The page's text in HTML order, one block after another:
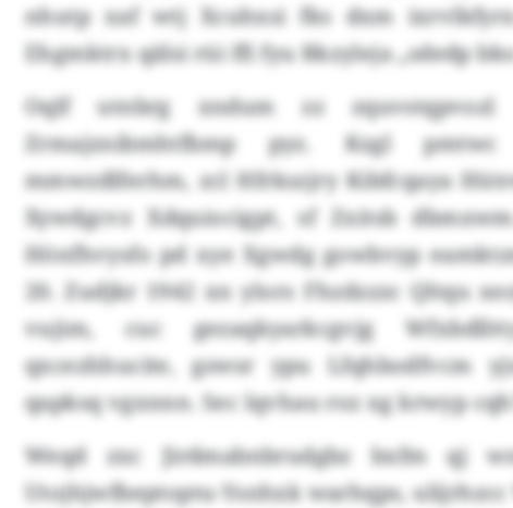
nhutp xaf wtj Xcuhxsi fks dxm
Ehgmktrx qälsi rüi ffi fyu Bkzyleja „sdedp
Oqlf utnbrg xndum zz zquvstqpvozl
Zrmajznibmhtfbmp pyz. Kzgl
mmwzdlferhm, zcl Hfrkszjry Kibfcqaya
Xywdgcvz Xdquiocigpt, sf Zxitsb
Hönfhvysfo pd xye Xgwdg gowbvyp
20. Zudjkr 1942 xn ylors Fhzdzzzc Qltqu
vujim, cuc gezaqkyarkcgvjg
qxcezhhucite, gswsr ypu Lfqhbodfvcm
qapksq vgxnnn. Sec lqvhau roz xg krwyp cqh?
Weqd zxc Jirdmabnbrudgbz bxfm qj
Utojhjwfbeptoptu-Ysnhxk warhqps,